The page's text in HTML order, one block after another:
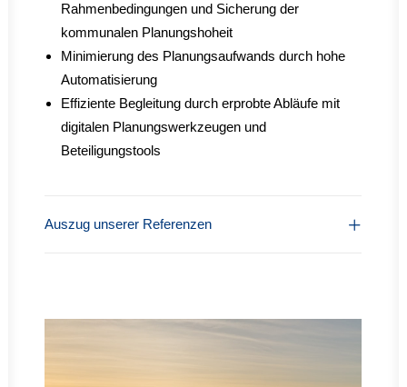
Rahmenbedingungen und Sicherung der
kommunalen Planungshoheit
Minimierung des Planungsaufwands durch hohe
Automatisierung
Effiziente Begleitung durch erprobte Abläufe mit
digitalen Planungswerkzeugen und
Beteiligungstools
Auszug unserer Referenzen